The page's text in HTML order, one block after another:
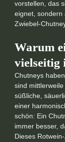
vorstellen, das
eignet, sondern
Zwiebel-
Warum
vielseitig
Chutneys
sind
süßliche,
einer
schön: Ein
immer besser,
Dieses